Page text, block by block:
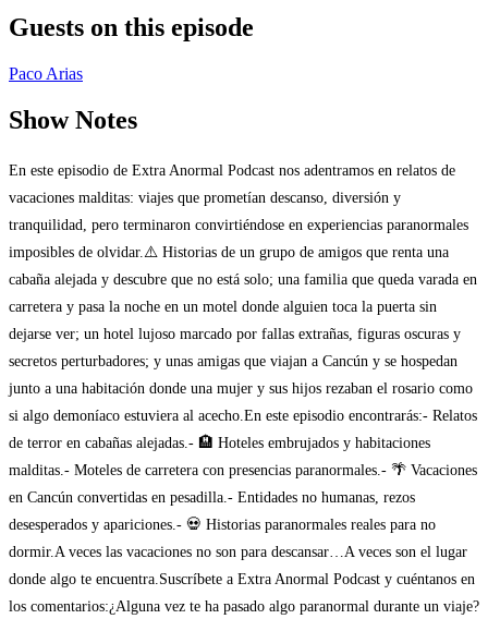
Guests on this episode
Paco Arias
Show Notes
En este episodio de Extra Anormal Podcast nos adentramos en relatos de
vacaciones malditas: viajes que prometían descanso, diversión y
tranquilidad, pero terminaron convirtiéndose en experiencias paranormales
imposibles de olvidar.⚠️ Historias de un grupo de amigos que renta una
cabaña alejada y descubre que no está solo; una familia que queda varada en
carretera y pasa la noche en un motel donde alguien toca la puerta sin
dejarse ver; un hotel lujoso marcado por fallas extrañas, figuras oscuras y
secretos perturbadores; y unas amigas que viajan a Cancún y se hospedan
junto a una habitación donde una mujer y sus hijos rezaban el rosario como
si algo demoníaco estuviera al acecho.En este episodio encontrarás:- Relatos
de terror en cabañas alejadas.- 🏨 Hoteles embrujados y habitaciones
malditas.- Moteles de carretera con presencias paranormales.- 🌴 Vacaciones
en Cancún convertidas en pesadilla.- Entidades no humanas, rezos
desesperados y apariciones.- 💀 Historias paranormales reales para no
dormir.A veces las vacaciones no son para descansar…A veces son el lugar
donde algo te encuentra.Suscríbete a Extra Anormal Podcast y cuéntanos en
los comentarios:¿Alguna vez te ha pasado algo paranormal durante un viaje?